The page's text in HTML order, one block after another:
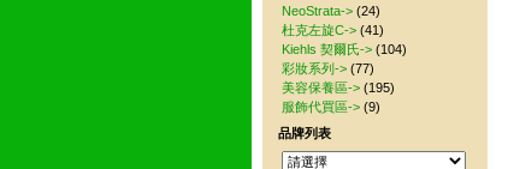
NeoStrata-> (24)
杜克左旋C-> (41)
Kiehls 契爾氏-> (104)
彩妝系列-> (77)
美容保養區-> (195)
服飾代買區-> (9)
品牌列表